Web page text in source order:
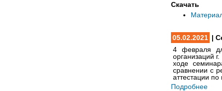
Скачать
05.02.2021 |
4 февраля
организаций
ходе
сравнении с
аттестации
Подробнее